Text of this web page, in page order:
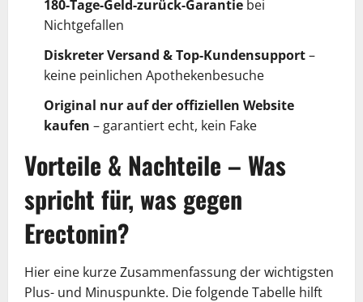
180-Tage-Geld-zurück-Garantie bei
Nichtgefallen
Diskreter Versand & Top-Kundensupport–
keine peinlichen Apothekenbesuche
Original nur auf der offiziellen Website
kaufen – garantiert echt, kein Fake
Vorteile & Nachteile – Was
spricht für, was gegen
Erectonin?
Hier eine kurze Zusammenfassung der wichtigsten
Plus- und Minuspunkte. Die folgende Tabelle hilft